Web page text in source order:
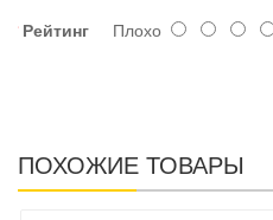
Рейтинг Плохо
ПОХОЖИЕ ТОВАРЫ